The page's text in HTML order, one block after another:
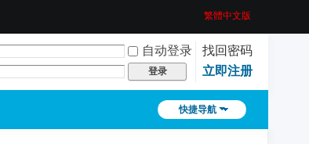
繁體中文版
自动登录
找回密码
登录 立即注册
快捷导航